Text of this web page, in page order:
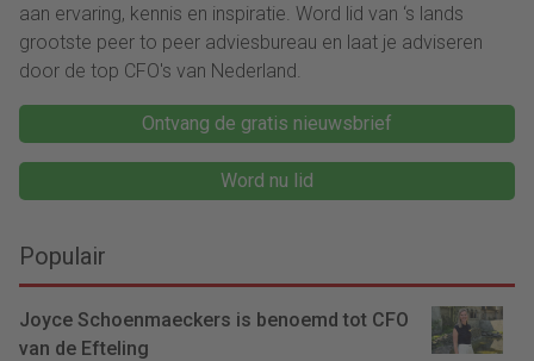
aan ervaring, kennis en inspiratie. Word lid van ‘s lands
grootste peer to peer adviesbureau en laat je adviseren
door de top CFO's van Nederland.
Ontvang de gratis nieuwsbrief
Word nu lid
Populair
Joyce Schoenmaeckers is benoemd tot CFO
van de Efteling